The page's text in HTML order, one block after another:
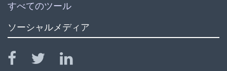
すべてのツール
ソーシャルメディア